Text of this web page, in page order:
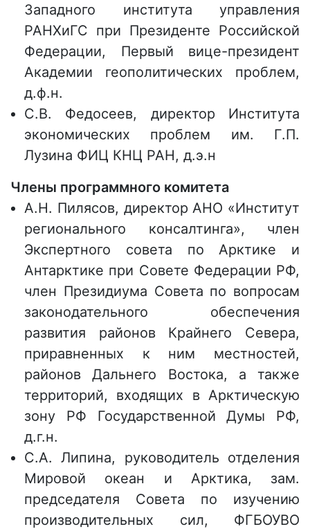
Западного института управления
РАНХиГС при Президенте Российской
Федерации, Первый вице-президент
Академии геополитических проблем,
д.ф.н.
С.В. Федосеев, директор Института
экономических проблем им. Г.П.
Лузина ФИЦ КНЦ РАН, д.э.н
Члены программного комитета
А.Н. Пилясов, директор АНО «Институт
регионального консалтинга», член
Экспертного совета по Арктике и
Антарктике при Совете Федерации РФ,
член Президиума Совета по вопросам
законодательного обеспечения
развития районов Крайнего Севера,
приравненных к ним местностей,
районов Дальнего Востока, а также
территорий, входящих в Арктическую
зону РФ Государственной Думы РФ,
д.г.н.
С.А. Липина, руководитель отделения
Мировой океан и Арктика, зам.
председателя Совета по изучению
производительных сил, ФГБОУВО